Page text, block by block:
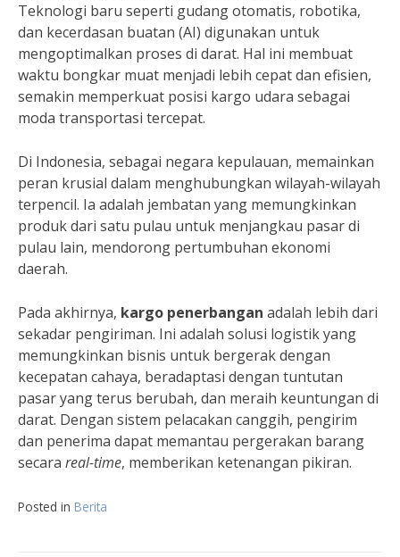
Teknologi baru seperti gudang otomatis, robotika,
dan kecerdasan buatan (AI) digunakan untuk
mengoptimalkan proses di darat. Hal ini membuat
waktu bongkar muat menjadi lebih cepat dan efisien,
semakin memperkuat posisi kargo udara sebagai
moda transportasi tercepat.
Di Indonesia, sebagai negara kepulauan, memainkan
peran krusial dalam menghubungkan wilayah-wilayah
terpencil. Ia adalah jembatan yang memungkinkan
produk dari satu pulau untuk menjangkau pasar di
pulau lain, mendorong pertumbuhan ekonomi
daerah.
Pada akhirnya, kargo penerbangan adalah lebih dari
sekadar pengiriman. Ini adalah solusi logistik yang
memungkinkan bisnis untuk bergerak dengan
kecepatan cahaya, beradaptasi dengan tuntutan
pasar yang terus berubah, dan meraih keuntungan di
darat. Dengan sistem pelacakan canggih, pengirim
dan penerima dapat memantau pergerakan barang
secara real-time, memberikan ketenangan pikiran.
Posted in Berita